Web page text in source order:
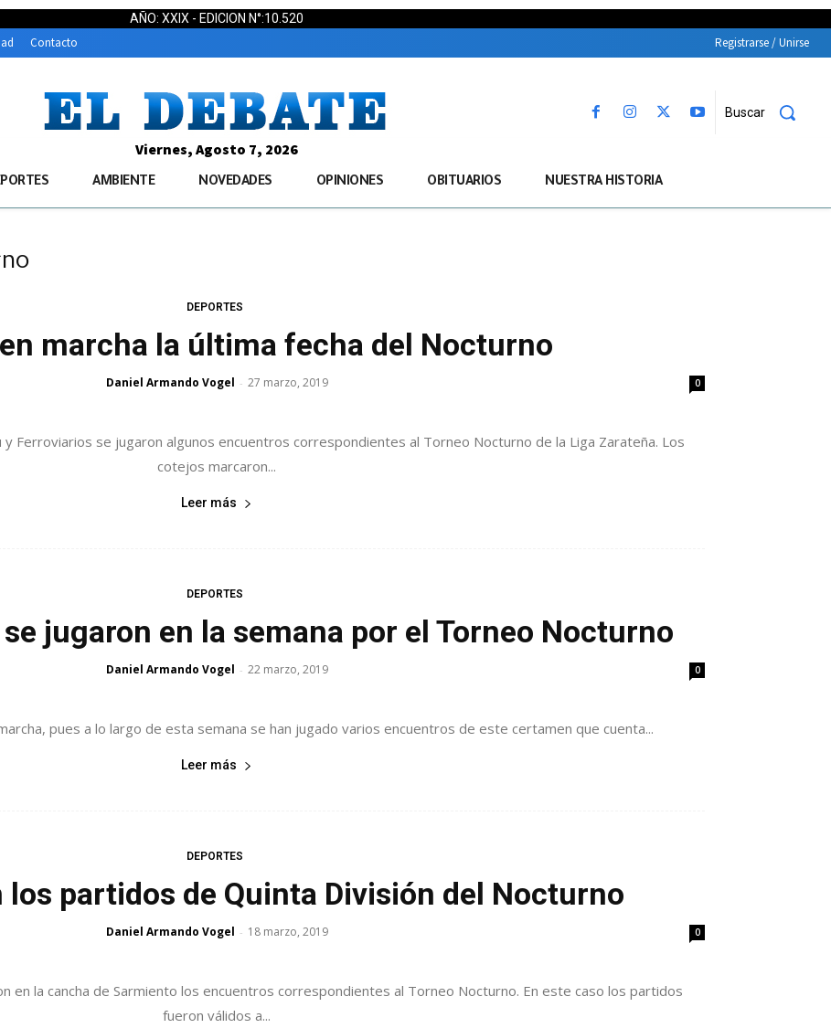
AÑO: XXIX - EDICION N°:10.520
Contacto Registrarse / Unirse
Buscar
Viernes, Agosto 7, 2026
AMBIENTE NOVEDADES OPINIONES OBITUARIOS NUESTRA HISTORIA
DEPORTES
marcha la última fecha del Nocturno
Daniel Armando Vogel - 27 marzo, 2019 0
y Ferroviarios se jugaron algunos encuentros correspondientes al Torneo Nocturno de la Liga Zarateña. Los
cotejos marcaron...
Leer más
DEPORTES
jugaron en la semana por el Torneo Nocturno
Daniel Armando Vogel - 22 marzo, 2019 0
pues a lo largo de esta semana se han jugado varios encuentros de este certamen que cuenta...
Leer más
DEPORTES
los partidos de Quinta División del Nocturno
Daniel Armando Vogel - 18 marzo, 2019 0
en la cancha de Sarmiento los encuentros correspondientes al Torneo Nocturno. En este caso los partidos
fueron válidos a...